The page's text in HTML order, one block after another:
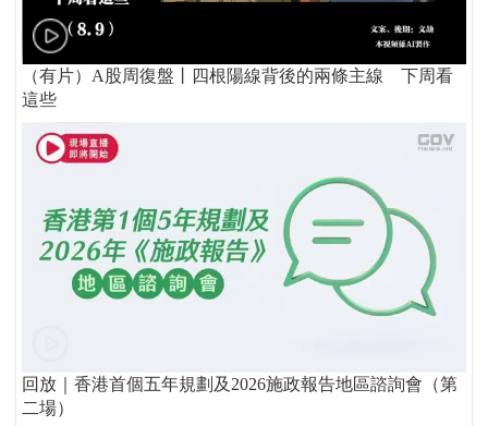
（有片）A股周復盤丨四根陽線背後的兩條主線 下周看
這些
回放｜香港首個五年規劃及2026施政報告地區諮詢會（第
二場）